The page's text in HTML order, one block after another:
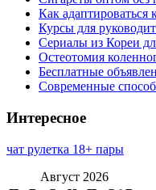
Как
Курсы для
Сериалы из Кореи
Остеотомия
Бесплатные
Современные
Интересное
чат рулетка 18+ пары
Август 2026